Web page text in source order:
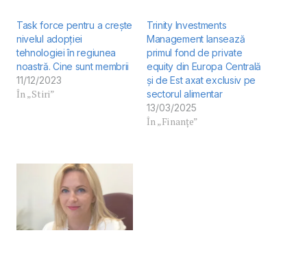
Task force pentru a crește
nivelul adopției
tehnologiei în regiunea
noastră. Cine sunt membrii
11/12/2023
În „Stiri”
Trinity Investments
Management lansează
primul fond de private
equity din Europa Centrală
și de Est axat exclusiv pe
sectorul alimentar
13/03/2025
În „Finanțe”